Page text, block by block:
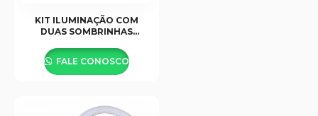
KIT ILUMINAÇÃO COM
DUAS SOMBRINHAS
84
FALE CONOSCO